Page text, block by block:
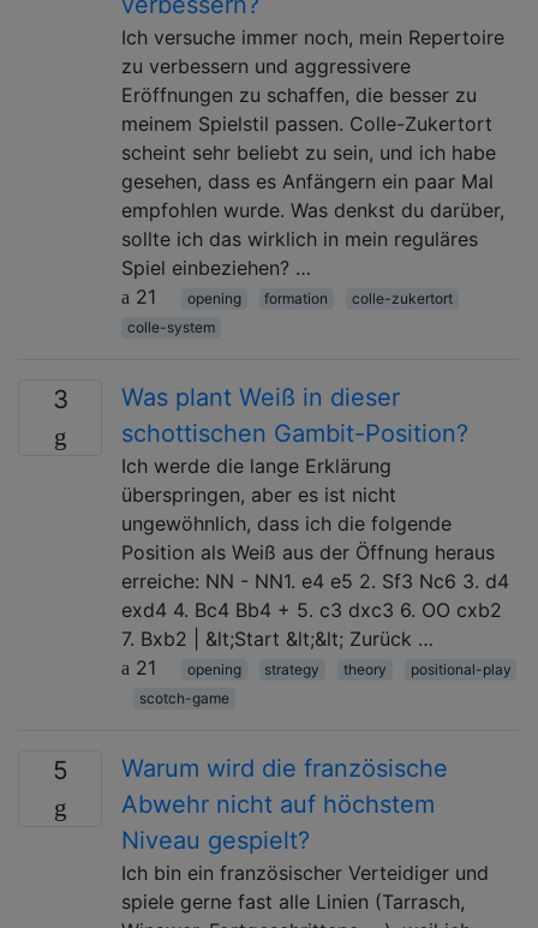
Ich versuche immer noch, mein Repertoire
zu verbessern und aggressivere
Eröffnungen zu schaffen, die besser zu
meinem Spielstil passen. Colle-Zukertort
scheint sehr beliebt zu sein, und ich habe
gesehen, dass es Anfängern ein paar Mal
empfohlen wurde. Was denkst du darüber,
sollte ich das wirklich in mein reguläres
Spiel einbeziehen? …
21
opening formation
colle-zukertort
colle-system
3
Was plant Weiß in dieser
schottischen Gambit-Position?
Ich werde die lange Erklärung
überspringen, aber es ist nicht
ungewöhnlich, dass ich die folgende
Position als Weiß aus der Öffnung heraus
erreiche: NN - NN1. e4 e5 2. Sf3 Nc6 3. d4
exd4 4. Bc4 Bb4 + 5. c3 dxc3 6. OO cxb2
7. Bxb2 | &lt;Start &lt;&lt; Zurück …
21
opening strategy theory
positional-play
scotch-game
5
Warum wird die französische
Abwehr nicht auf höchstem
Niveau gespielt?
Ich bin ein französischer Verteidiger und
spiele gerne fast alle Linien (Tarrasch,